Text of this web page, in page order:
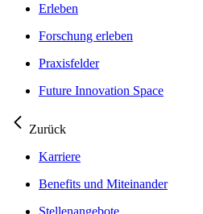
Erleben
Forschung erleben
Praxisfelder
Future Innovation Space
Zurück
Karriere
Benefits und Miteinander
Stellenangebote